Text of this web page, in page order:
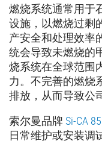
燃烧系统通常用于
设施，以燃烧过剩
产安全和处理效率
统会导致未燃烧的
烧系统在全球范围
力。不完善的燃烧
排放，从而导致公
索尔曼品牌 Si-CA
日常维护或安装调